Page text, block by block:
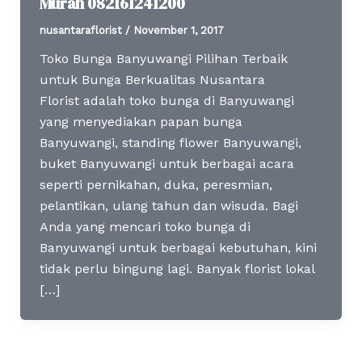
nusantaraflorist / November 1, 2017
Toko Bunga Banyuwangi Pilihan Terbaik
untuk Bunga Berkualitas Nusantara
Florist adalah toko bunga di Banyuwangi
yang menyediakan papan bunga
Banyuwangi, standing flower Banyuwangi,
buket Banyuwangi untuk berbagai acara
seperti pernikahan, duka, peresmian,
pelantikan, ulang tahun dan wisuda. Bagi
Anda yang mencari toko bunga di
Banyuwangi untuk berbagai kebutuhan, kini
tidak perlu bingung lagi. Banyak florist lokal
[…]